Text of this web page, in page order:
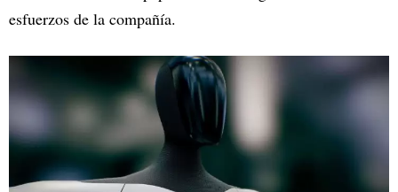
esfuerzos de la compañía.